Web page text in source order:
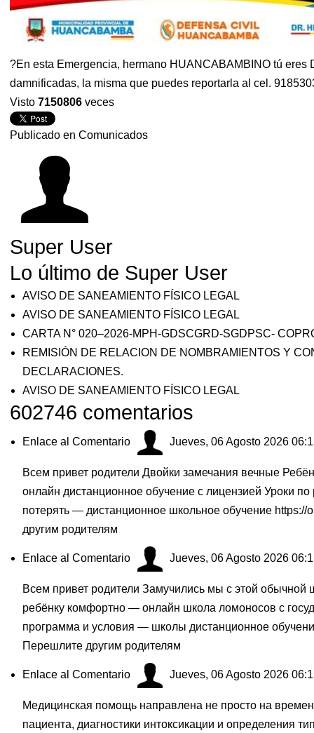
?En esta Emergencia, hermano HUANCABAMBINO tú
damnificadas, la misma que puedes reportarla al cel.
Visto 7150806 veces
Publicado en Comunicados
Super User
Lo último de Super User
AVISO DE SANEAMIENTO FÍSICO LEGAL
AVISO DE SANEAMIENTO FÍSICO LEGAL
CARTA N° 020–2026-MPH-GDSCGRD-SGDPSC-
REMISIÓN DE RELACION DE NOMBRAMIENTOS Y
DECLARACIONES.
AVISO DE SANEAMIENTO FÍSICO LEGAL
602746 comentarios
Enlace al Comentario Jueves, 06 Agosto 2026
Всем привет родители Двойки замечания вечные
онлайн дистанционное обучение с лицензией Уроки
потерять — дистанционное школьное обучение https://
другим родителям
Enlace al Comentario Jueves, 06 Agosto 2026
Всем привет родители Замучились мы с этой
ребёнку комфортно — онлайн школа ломоносов с
программа и условия — школы дистанционное
Перешлите другим родителям
Enlace al Comentario Jueves, 06 Agosto 2026
Медицинская помощь направлена не просто на
пациента, диагностики интоксикации и определения